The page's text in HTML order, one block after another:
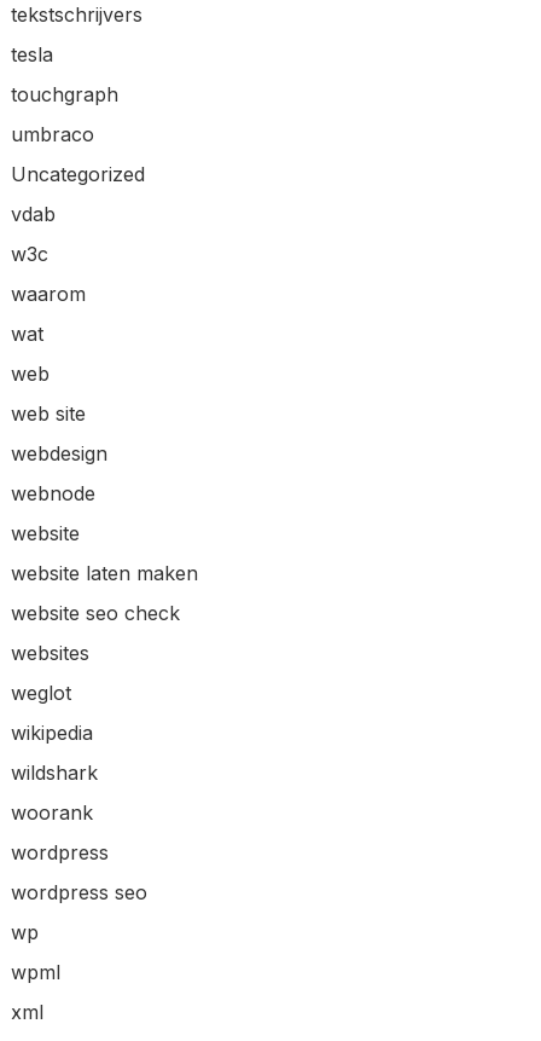
tekstschrijvers
tesla
touchgraph
umbraco
Uncategorized
vdab
w3c
waarom
wat
web
web site
webdesign
webnode
website
website laten maken
website seo check
websites
weglot
wikipedia
wildshark
woorank
wordpress
wordpress seo
wp
wpml
xml